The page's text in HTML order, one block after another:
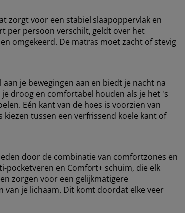
zorgt voor een stabiel slaapoppervlak en
per persoon verschilt, geldt over het
omgekeerd. De matras moet zacht of stevig
je bewegingen aan en biedt je nacht na
droog en comfortabel houden als je het 's
Eén kant van de hoes is voorzien van
tussen een verfrissend koele kant of
door de combinatie van comfortzones en
pocketveren en Comfort+ schuim, die elk
zorgen voor een gelijkmatigere
je lichaam. Dit komt doordat elke veer